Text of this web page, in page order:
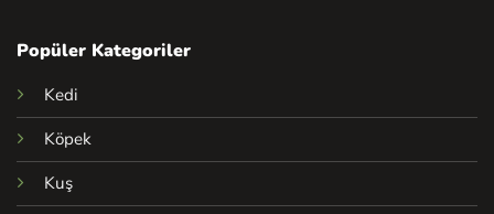
Popüler Kategoriler
Kedi
Köpek
Kuş